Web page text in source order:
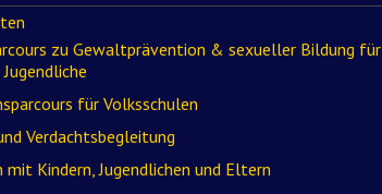
zu Gewaltprävention & sexueller Bildung für
für Volksschulen
Verdachtsbegleitung
mit Kindern, Jugendlichen und Eltern